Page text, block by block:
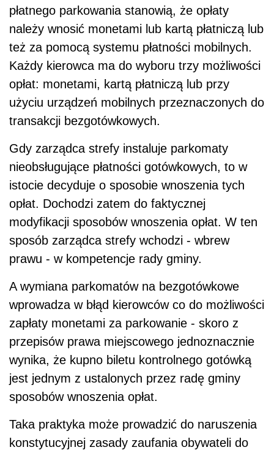
płatnego parkowania stanowią, że opłaty
należy wnosić monetami lub kartą płatniczą lub
też za pomocą systemu płatności mobilnych.
Każdy kierowca ma do wyboru trzy możliwości
opłat: monetami, kartą płatniczą lub przy
użyciu urządzeń mobilnych przeznaczonych do
transakcji bezgotówkowych.
Gdy zarządca strefy instaluje parkomaty
nieobsługujące płatności gotówkowych, to w
istocie decyduje o sposobie wnoszenia tych
opłat. Dochodzi zatem do faktycznej
modyfikacji sposobów wnoszenia opłat. W ten
sposób zarządca strefy wchodzi - wbrew
prawu - w kompetencje rady gminy.
A wymiana parkomatów na bezgotówkowe
wprowadza w błąd kierowców co do możliwości
zapłaty monetami za parkowanie - skoro z
przepisów prawa miejscowego jednoznacznie
wynika, że kupno biletu kontrolnego gotówką
jest jednym z ustalonych przez radę gminy
sposobów wnoszenia opłat.
Taka praktyka może prowadzić do naruszenia
konstytucyjnej zasady zaufania obywateli do